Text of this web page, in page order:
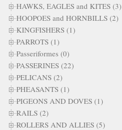
HAWKS, EAGLES and KITES (3)
HOOPOES and HORNBILLS (2)
KINGFISHERS (1)
PARROTS (1)
Passeriformes (0)
PASSERINES (22)
PELICANS (2)
PHEASANTS (1)
PIGEONS AND DOVES (1)
RAILS (2)
ROLLERS AND ALLIES (5)